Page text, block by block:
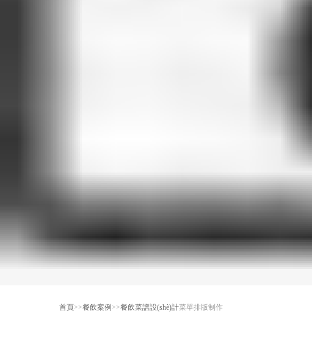
首頁>>餐飲案例 >>餐飲菜譜設(shè)計菜單排版制作